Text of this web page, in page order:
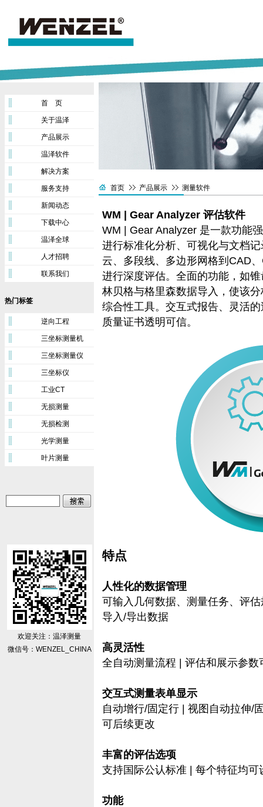
首 页
关于温泽
产品展示
温泽软件
解决方案
服务支持
新闻动态
下载中心
温泽全球
人才招聘
联系我们
热门标签
逆向工程
三坐标测量机
三坐标测量仪
三坐标仪
工业CT
无损测量
无损检测
光学测量
叶片测量
欢迎关注：温泽测量
微信号：WENZEL_CHINA
首页 产品展示 测量软件
WM | Gear Analyzer 评估软件
WM | Gear Analyzer 是一款功能
进行标准化分析、可视化与文档
云、多段线、多边形网格到CAD
进行深度评估。全面的功能，如
林贝格与格里森数据导入，使该
综合性工具。交互式报告、灵活
质量证书透明可信。
特点
人性化的数据管理
可输入几何数据、测量任务、评
导入/导出数据
高灵活性
全自动测量流程 | 评估和展示参数
交互式测量表单显示
自动增行/固定行 | 视图自动拉伸/
可后续更改
丰富的评估选项
支持国际公认标准 | 每个特征均
功能